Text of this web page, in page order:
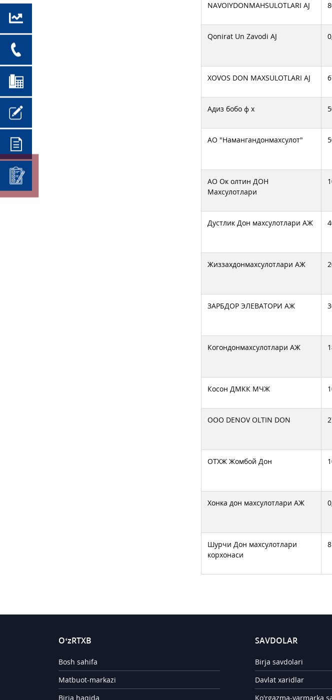
NAVOIYDONMAHSULOTLARI AJ
Qonirat Un Zavodi AJ
XOVOS DON MAXSULOTLARI AJ
Адиз бобо ф х
АО "Намангандонмахсулот"
АО Ок олтин ДОН
Махсулотлари
Дустлик Дон махсулотлари АЖ
Жиззахдонмахсулотлари АЖ
ЗАРБДОР ЭЛЕВАТОРИ АЖ
Когондонмахсулотлари АЖ
Косон ДМКК МЧЖ
ООО DENOV OLTIN DON
ОТХЖ Жомбой Дон
Хонка дон махсулотлари АЖ
Шурчи Дон махсулотлари
корхонаси
O‘zRTXB
Bosh sahifa
Matbuot-markazi
Birja haqida
SAVDOLAR
Birja savdolari
Davlat xaridlar
Ko'rgazma-yarmarka